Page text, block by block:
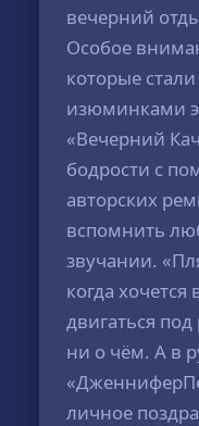
вечерний
Особое
которые
изюминками
«Вечерний
бодрости с
авторских
вспомнить
звучании.
когда
двигаться
ни о чём. А в
личное